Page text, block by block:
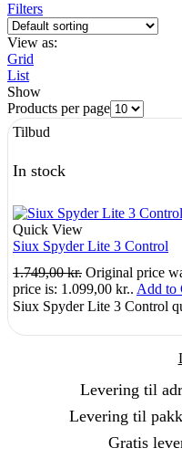
Filters
View as:
Grid
List
Show
Products per page
Tilbud
In stock
Quick View
Siux Spyder Lite 3 Control
1.749,00kr. Original price
price is: 1.099,00 kr.. Add to
Siux Spyder Lite 3 Control
Levering til
Levering til
Gratis